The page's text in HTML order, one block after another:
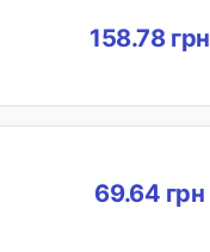
158.78 грн
69.64 грн